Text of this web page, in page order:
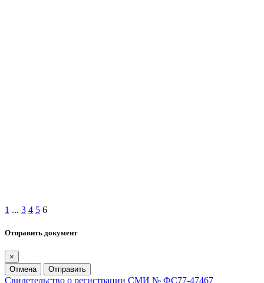
1 ... 3 4 5 6
Отправить документ
×
Отмена
Отправить
Свидетельство о регистрации СМИ № ФС77-47467